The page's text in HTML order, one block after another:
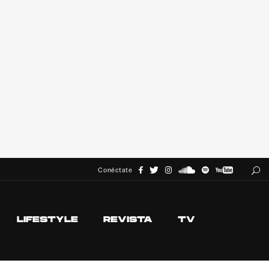
Conéctate
LIFESTYLE REVISTA TV